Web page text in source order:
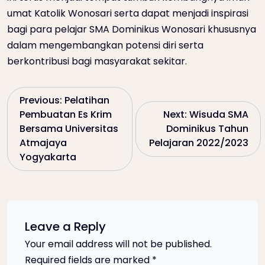
umat Katolik Wonosari serta dapat menjadi inspirasi
bagi para pelajar SMA Dominikus Wonosari khususnya
dalam mengembangkan potensi diri serta
berkontribusi bagi masyarakat sekitar.
P
s
Previous: Pelatihan
Pembuatan Es Krim
Bersama Universitas
Atmajaya
Yogyakarta
Next: Wisuda SMA
Dominikus Tahun
Pelajaran 2022/2023
Leave a Reply
Your email address will not be published.
Required fields are marked *